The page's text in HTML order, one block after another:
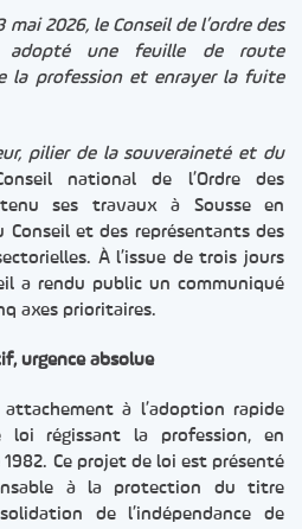
mai 2026, le Conseil de l’ordre des
adopté une feuille de route
la profession et enrayer la fuite
pilier de la souveraineté et du
national de l’Ordre des
ses travaux à Sousse en
Conseil et des représentants des
À l’issue de trois jours
a rendu public un communiqué
axes prioritaires.
urgence absolue
à l’adoption rapide
loi régissant la profession, en
Ce projet de loi est présenté
à la protection du titre
de l’indépendance de